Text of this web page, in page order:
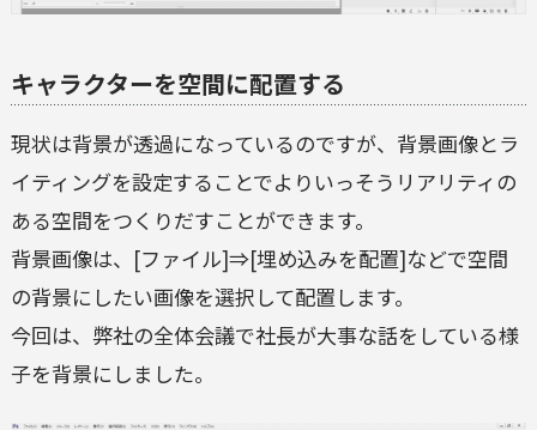
キャラクターを空間に配置する
現状は背景が透過になっているのですが、背景画像とラ
イティングを設定することでよりいっそうリアリティの
ある空間をつくりだすことができます。
背景画像は、[ファイル]⇒[埋め込みを配置]などで空間
の背景にしたい画像を選択して配置します。
今回は、弊社の全体会議で社長が大事な話をしている様
子を背景にしました。